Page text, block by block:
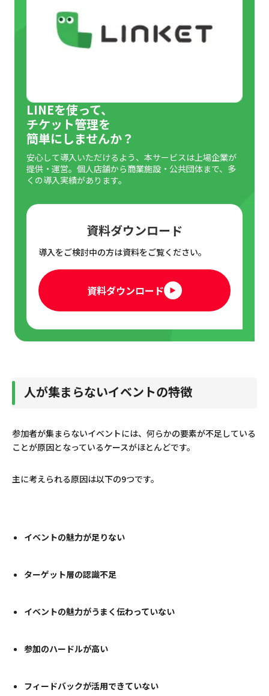
参加のハードルが高い
イベントまでの宣伝期間が短すぎる
宣伝に適切なプラットフォームを使っていない
競合のイベントと日程が被っている
魅力的な広告の作成
イベント後のフォローも忘れずに
詳細なターゲティングが可能
配信の開封率が高く目に止まりやすい
LINEを使って、
チケット管理を
簡単にしませんか？
安心して導入いただけるよう、本サービスは上場企業が
提供・運営。個人店舗から商業施設・公共団体まで、多
くの導入実績があります。
資料ダウンロード
導入をご検討中の方は資料をご覧ください。
資料ダウンロード
人が集まらないイベントの特徴
参加者が集まらないイベントには、何らかの要素が不足している
ことが原因となっているケースがほとんどです。
主に考えられる原因は以下の9つです。
イベントの魅力が足りない
ターゲット層の認識不足
イベントの魅力がうまく伝わっていない
参加のハードルが高い
フィードバックが活用できていない